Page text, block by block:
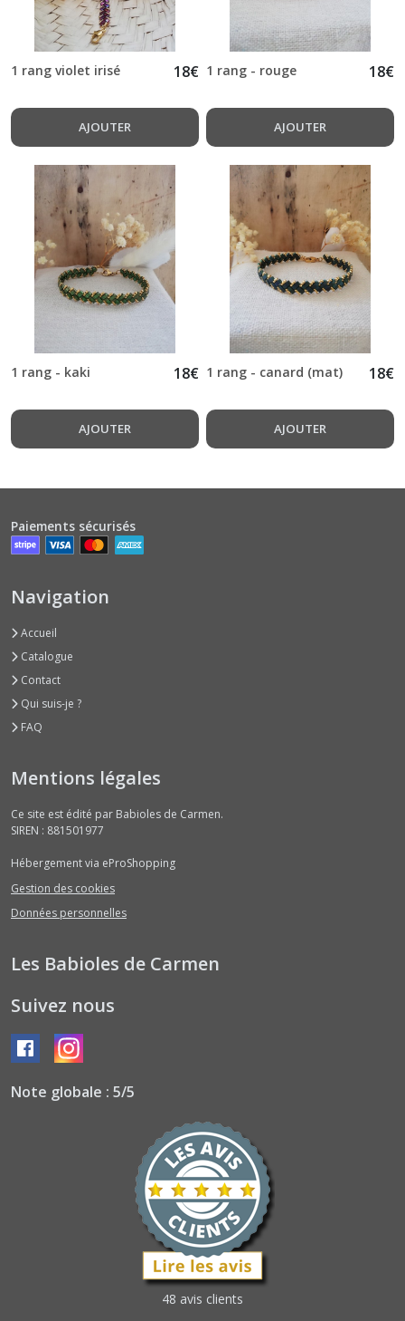
1 rang violet irisé 18€
AJOUTER
1 rang - rouge 18€
AJOUTER
1 rang - kaki 18€
AJOUTER
1 rang - canard (mat) 18€
AJOUTER
Paiements sécurisés
Navigation
Accueil
Catalogue
Contact
Qui suis-je ?
FAQ
Mentions légales
Ce site est édité par Babioles de Carmen.
SIREN : 881501977
Hébergement via eProShopping
Gestion des cookies
Données personnelles
Les Babioles de Carmen
Suivez nous
Note globale : 5/5
48 avis clients